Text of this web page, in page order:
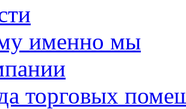
именно мы
торговых